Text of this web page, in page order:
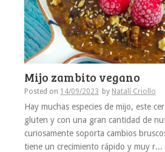
Mijo zambito vegano
Posted on 14/09/2023 by Natalí Criollo
Hay muchas especies de mijo, este
gluten y con una gran cantidad de
curiosamente soporta cambios
tiene un crecimiento rápido y muy r...